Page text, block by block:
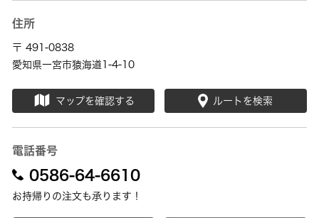
住所
〒 491-0838
愛知県一宮市猿海道1-4-10
マップを確認する ルートを検索
電話番号
0586-64-6610
お持帰りの注文も承ります！